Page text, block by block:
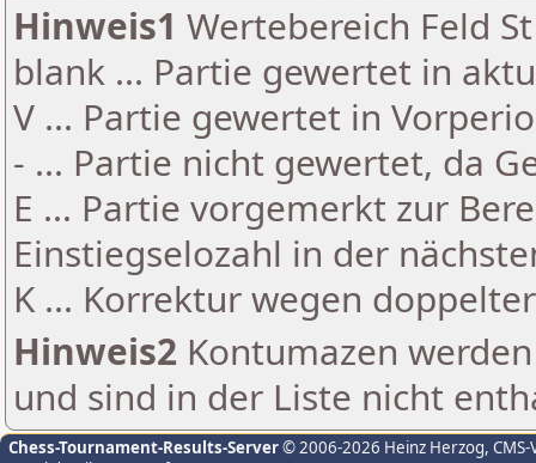
Hinweis1 Wertebereich Feld
blank ... Partie gewertet in
V ... Partie gewertet in
- ... Partie nicht gewertet, da
E ... Partie vorgemerkt zur
Einstiegselozahl in der
K ... Korrektur wegen
Hinweis2 Kontumazen
und sind in der Liste nicht
Chess-Tournament-Results-Server© 2006-2026 Heinz Herzog,